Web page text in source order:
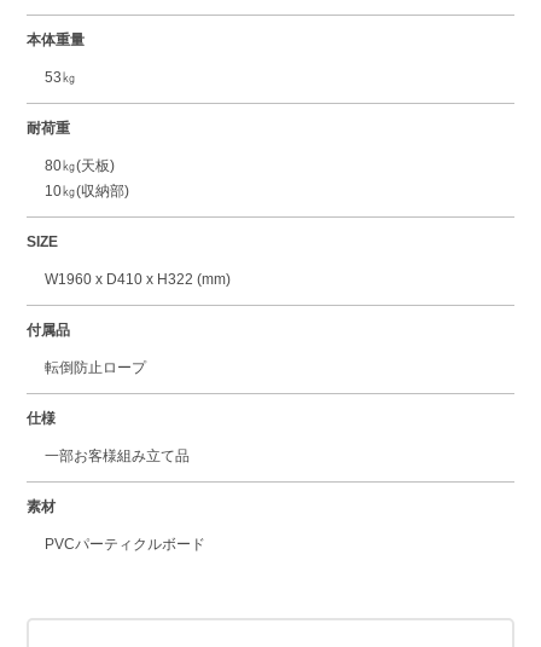
本体重量
53㎏
耐荷重
80㎏(天板)
10㎏(収納部)
SIZE
W1960 x D410 x H322 (mm)
付属品
転倒防止ロープ
仕様
一部お客様組み立て品
素材
PVCパーティクルボード